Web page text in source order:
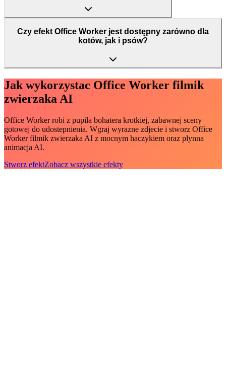
Czy efekt Office Worker jest dostępny zarówno dla
kotów, jak i psów?
Jak wykorzystac Office Worker filmik
zwierzaka AI
Office Worker robi z pupila bohatera krotkiej, zabawnej sceny
gotowej do udostepnienia. Wgraj wyrazne zdjecie i stworz Office
Worker filmik zwierzaka AI z mocnym haczykiem oraz plynna
animacja AI.
Stworz efektZobacz wszystkie efekty